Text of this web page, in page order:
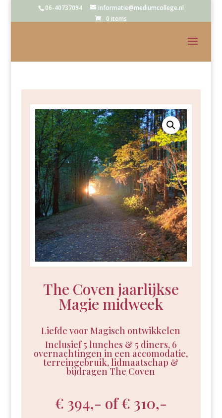
06-40737094
informatie@mediumcollege.nl
0 items
The Coven jaarlijkse
Magie midweek
Liefde voor Magisch ontwikkelen
Inclusief 5 lunches & 5 diners, 6
overnachtingen in een accomodatie,
terreingebruik, lidmaatschap &
bijdragen The Coven
€ 394,- of € 310,-